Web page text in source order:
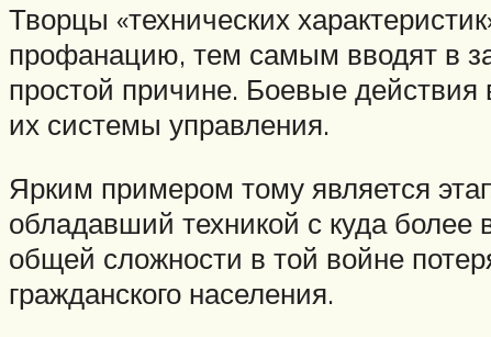
Творцы «технических
профанацию, тем самым вводят в
простой причине. Боевые действия
их системы управления.
Ярким примером тому является
обладавший техникой с куда
общей сложности в той войне
гражданского населения.